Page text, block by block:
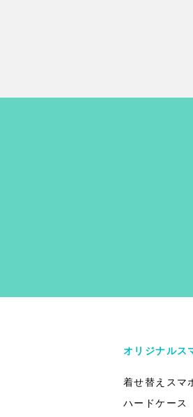
オリジナルス
着せ替えスマ
ハードケース